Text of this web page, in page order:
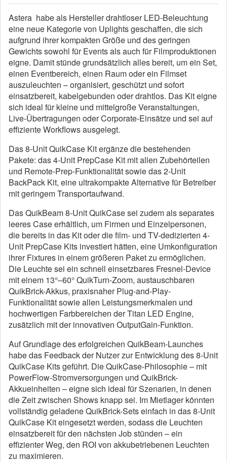
Astera habe als Hersteller drahtloser LED-Beleuchtung
eine neue Kategorie von Uplights geschaffen, die sich
aufgrund ihrer kompakten Größe und des geringen
Gewichts sowohl für Events als auch für Filmproduktionen
eigne. Damit stünde grundsätzlich alles bereit, um ein Set,
einen Eventbereich, einen Raum oder ein Filmset
auszuleuchten – organisiert, geschützt und sofort
einsatzbereit, kabelgebunden oder drahtlos. Das Kit eigne
sich ideal für kleine und mittelgroße Veranstaltungen,
Live-Übertragungen oder Corporate-Einsätze und sei auf
effiziente Workflows ausgelegt.
Das 8-Unit QuikCase Kit ergänze die bestehenden
Pakete: das 4-Unit PrepCase Kit mit allen Zubehörteilen
und Remote-Prep-Funktionalität sowie das 2-Unit
BackPack Kit, eine ultrakompakte Alternative für Betreiber
mit geringem Transportaufwand.
Das QuikBeam 8-Unit QuikCase sei zudem als separates
leeres Case erhältlich, um Firmen und Einzelpersonen,
die bereits in das Kit oder die film- und TV-dedizierten 4-
Unit PrepCase Kits investiert hätten, eine Umkonfiguration
ihrer Fixtures in einem größeren Paket zu ermöglichen.
Die Leuchte sei ein schnell einsetzbares Fresnel-Device
mit einem 13°–60° QuikTurn-Zoom, austauschbaren
QuikBrick-Akkus, praxisnaher Plug-and-Play-
Funktionalität sowie allen Leistungsmerkmalen und
hochwertigen Farbbereichen der Titan LED Engine,
zusätzlich mit der innovativen OutputGain-Funktion.
Auf Grundlage des erfolgreichen QuikBeam-Launches
habe das Feedback der Nutzer zur Entwicklung des 8-Unit
QuikCase Kits geführt. Die QuikCase-Philosophie – mit
PowerFlow-Stromversorgungen und QuikBrick-
Akkueinheiten – eigne sich ideal für Szenarien, in denen
die Zeit zwischen Shows knapp sei. Im Mietlager könnten
vollständig geladene QuikBrick-Sets einfach in das 8-Unit
QuikCase Kit eingesetzt werden, sodass die Leuchten
einsatzbereit für den nächsten Job stünden – ein
effizienter Weg, den ROI von akkubetriebenen Leuchten
zu maximieren.